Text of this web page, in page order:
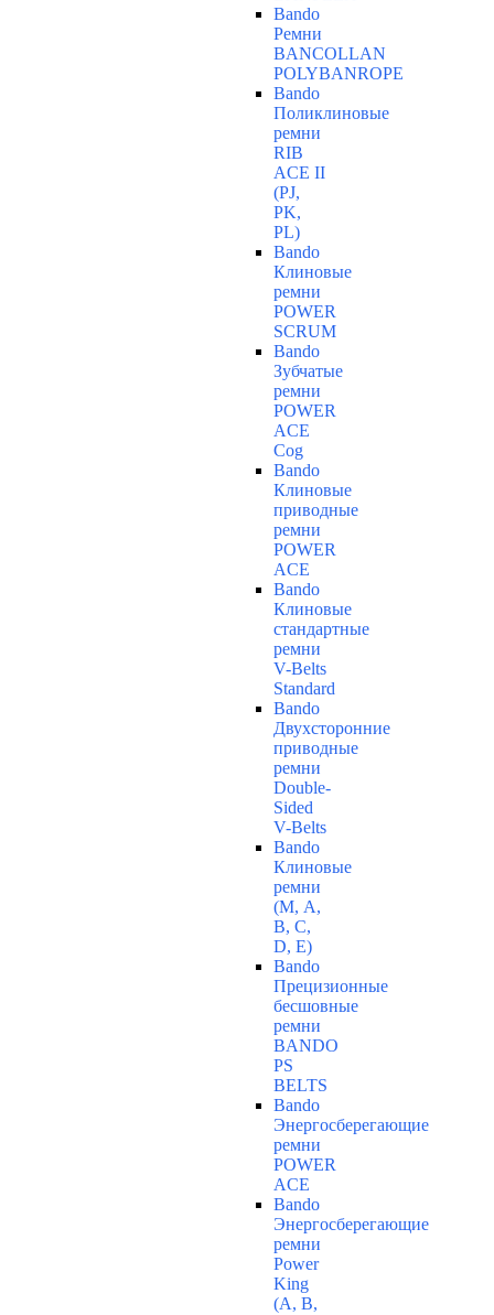
Bando
Ремни
BANCOLLAN
POLYBANROPE
Bando
Поликлиновые
ремни
RIB
ACE II
(PJ,
PK,
PL)
Bando
Клиновые
ремни
POWER
SCRUM
Bando
Зубчатые
ремни
POWER
ACE
Cog
Bando
Клиновые
приводные
ремни
POWER
ACE
Bando
Клиновые
стандартные
ремни
V-Belts
Standard
Bando
Двухсторонние
приводные
ремни
Double-
Sided
V-Belts
Bando
Клиновые
ремни
(М, A,
B, C,
D, Е)
Bando
Прецизионные
бесшовные
ремни
BANDO
PS
BELTS
Bando
Энергосберегающие
ремни
POWER
ACE
Bando
Энергосберегающие
ремни
Power
King
(A, B,